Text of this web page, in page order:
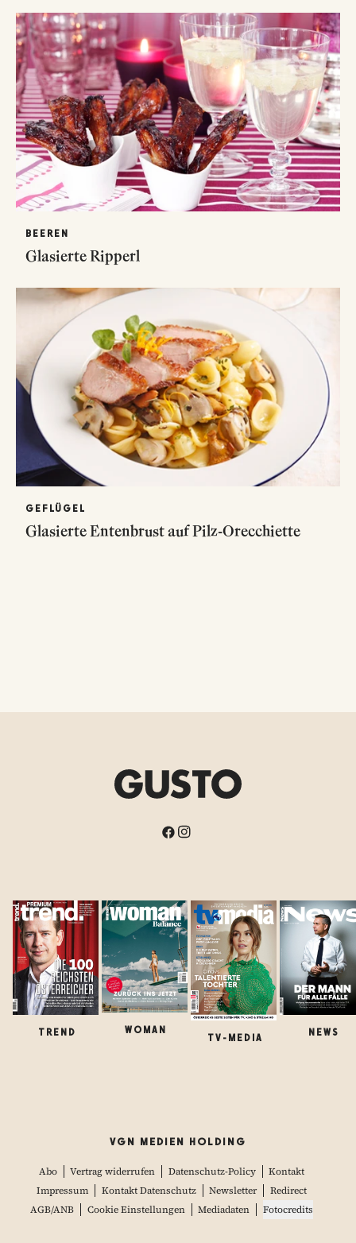
BEEREN
Glasierte Ripperl
GEFLÜGEL
Glasierte Entenbrust auf Pilz-Orecchiette
TREND WOMAN
TV-MEDIA
NEWS
VGN MEDIEN HOLDING
Abo Vertrag widerrufen Datenschutz-Policy
Kontakt
Impressum
Kontakt Datenschutz Newsletter
Redirect
AGB/ANB
Cookie Einstellungen Mediadaten Fotocredits